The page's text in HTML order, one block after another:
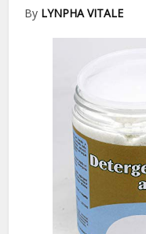
By LYNPHA VITALE